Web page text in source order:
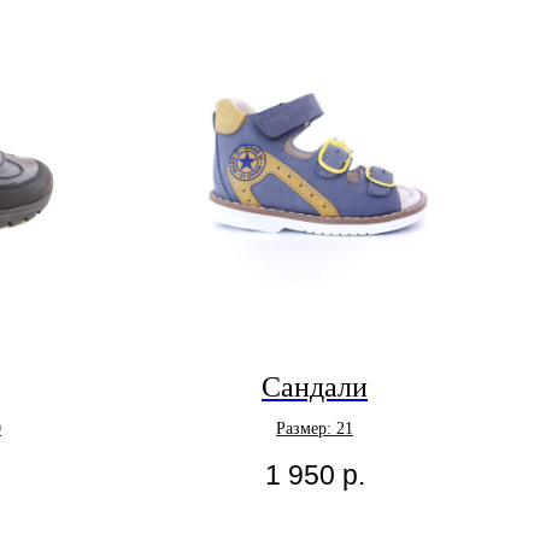
Сандали
Размер: 21
1 950 р.